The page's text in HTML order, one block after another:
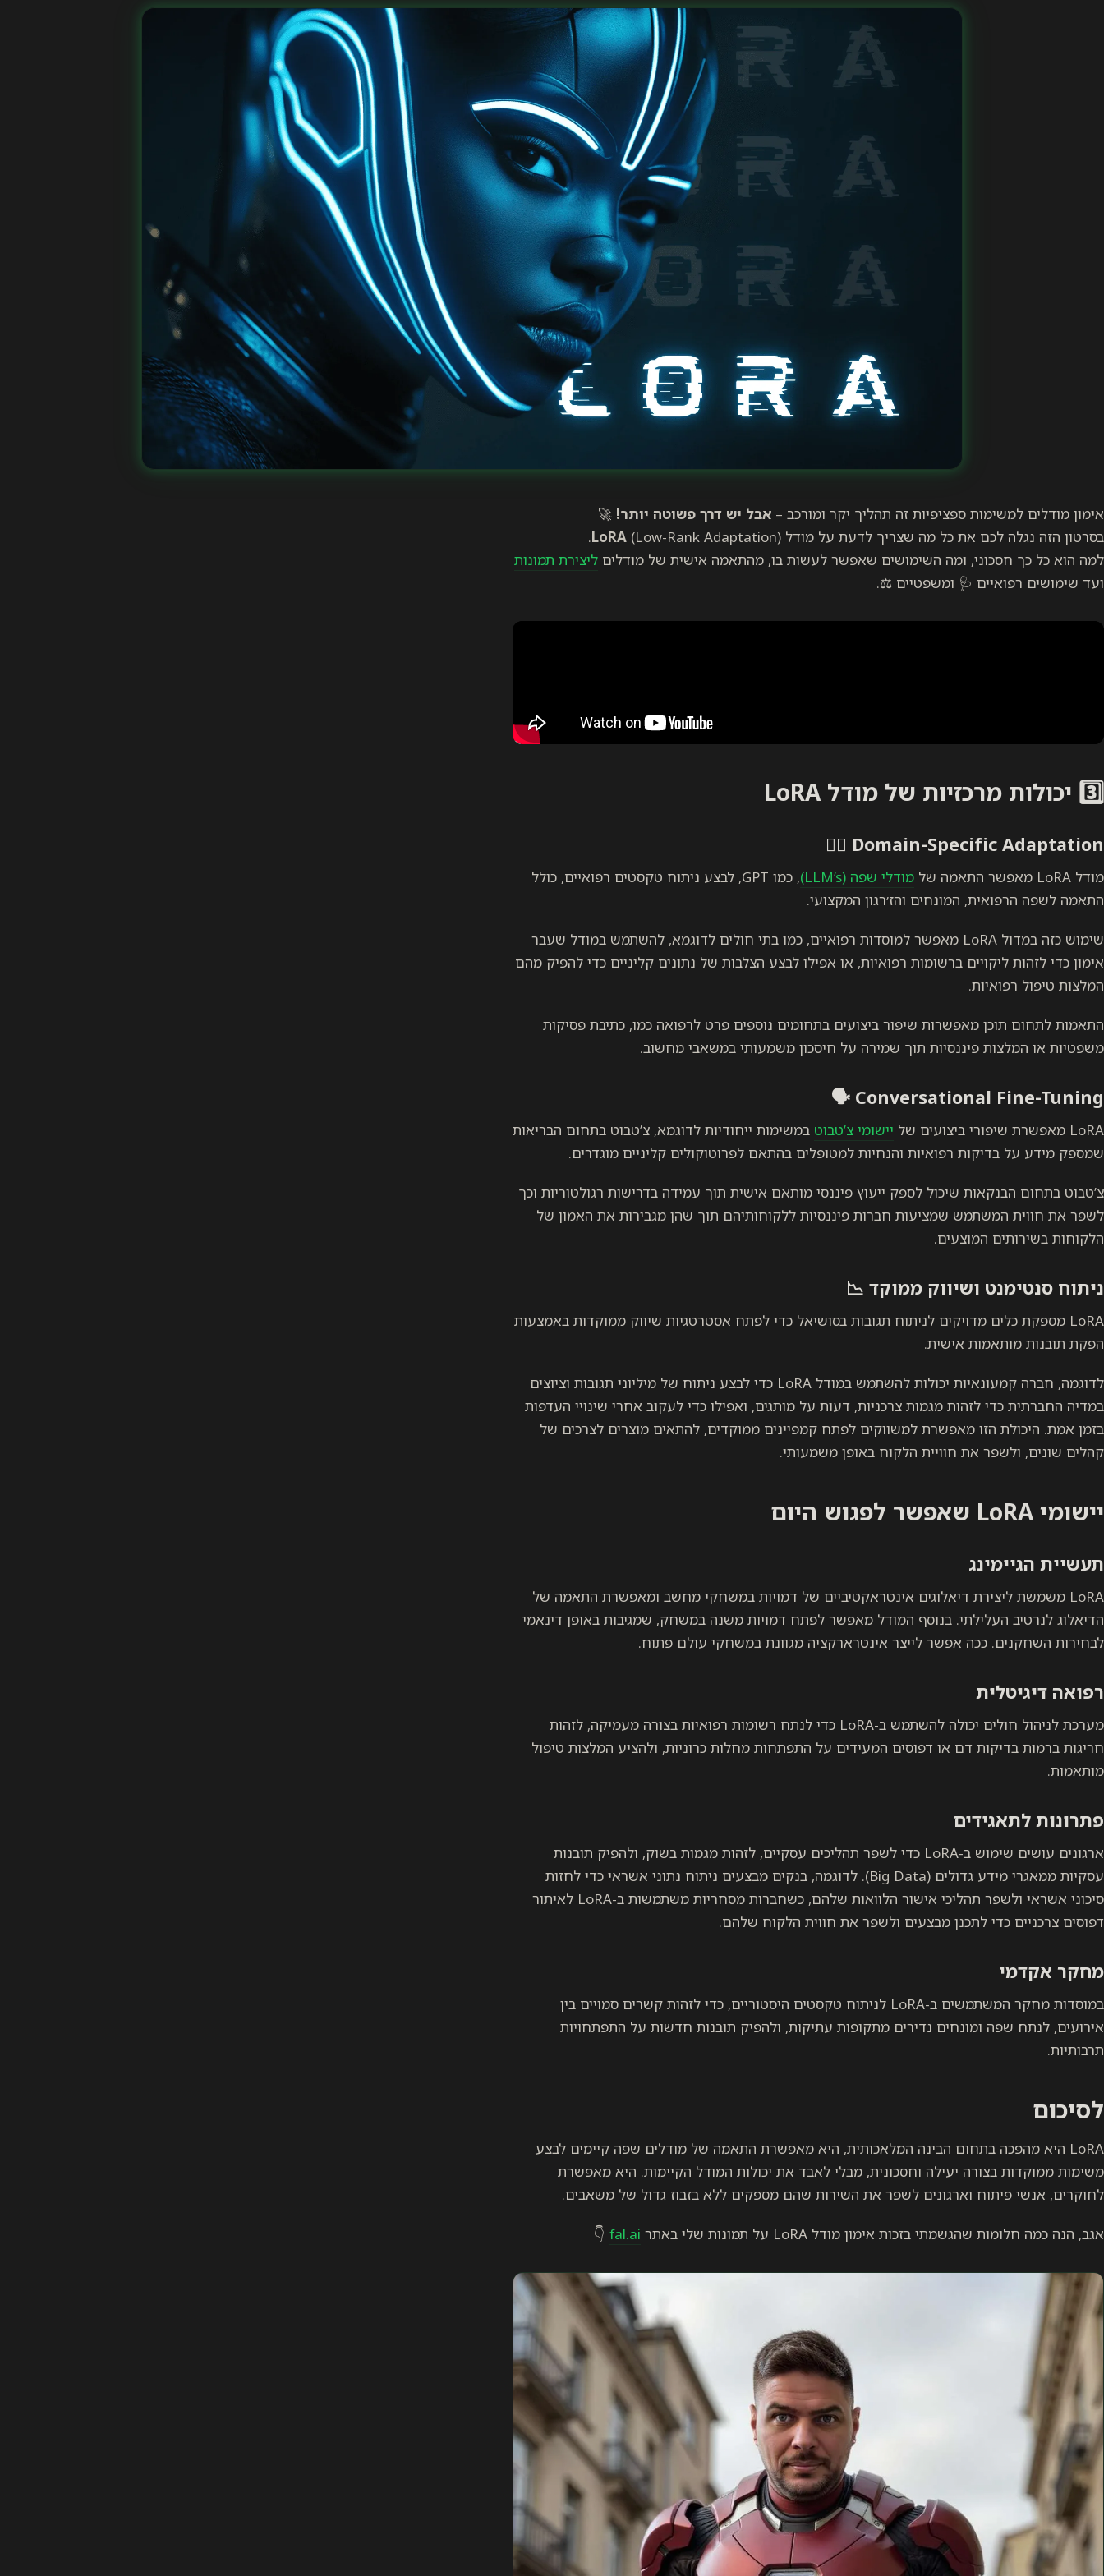
אימון מודלים למשימות ספציפיות זה תהליך יקר ומורכב – אבל יש דרך פשוטה יותר! 🚀
בסרטון הזה נגלה לכם את כל מה שצריך לדעת על מודל
LoRA (Low-Rank Adaptation).
למה הוא כל כך חסכוני, ומה השימושים שאפשר לעשות בו, מהתאמה אישית של מודלים ליצירת תמונות
ועד שימושים רפואיים 🩺 ומשפטיים ⚖️.
3️⃣ יכולות מרכזיות של מודל LoRA
Domain-Specific Adaptation 👩‍⚕️
מודל LoRA מאפשר התאמה של מודלי שפה (LLM’s)
, כמו GPT, לבצע ניתוח טקסטים רפואיים, כולל
התאמה לשפה הרפואית, המונחים והז׳רגון המקצועי.
שימוש כזה במדול LoRA מאפשר למוסדות רפואיים, כמו בתי חולים לדוגמא, להשתמש במודל שעבר
אימון כדי לזהות ליקויים ברשומות רפואיות, או אפילו לבצע הצלבות של נתונים קליניים כדי להפיק מהם
המלצות טיפול רפואיות.
התאמות לתחום תוכן מאפשרות שיפור ביצועים בתחומים נוספים פרט לרפואה כמו, כתיבת פסיקות
משפטיות או המלצות פיננסיות תוך שמירה על חיסכון משמעותי במשאבי מחשוב.
Conversational Fine-Tuning 🗣️
LoRA מאפשרת שיפורי ביצועים של יישומי צ’טבוט במשימות ייחודיות לדוגמא, צ’טבוט בתחום הבריאות
שמספק מידע על בדיקות רפואיות והנחיות למטופלים בהתאם לפרוטוקולים קליניים מוגדרים.
צ’טבוט בתחום הבנקאות שיכול לספק ייעוץ פיננסי מותאם אישית תוך עמידה בדרישות רגולטוריות וכך
לשפר את חווית המשתמש שמציעות חברות פיננסיות ללקוחותיהם תוך שהן מגבירות את האמון של
הלקוחות בשירותים המוצעים.
ניתוח סנטימנט ושיווק ממוקד 📉
LoRA מספקת כלים מדויקים לניתוח תגובות בסושיאל כדי לפתח אסטרטגיות שיווק ממוקדות באמצעות
הפקת תובנות מותאמות אישית.
לדוגמה, חברה קמעונאיות יכולות להשתמש במודל LoRA כדי לבצע ניתוח של מיליוני תגובות וציוצים
במדיה החברתית כדי לזהות מגמות צרכניות, דעות על מותגים, ואפילו כדי לעקוב אחרי שינויי העדפות
בזמן אמת. היכולת הזו מאפשרת למשווקים לפתח קמפיינים ממוקדים, להתאים מוצרים לצרכים של
קהלים שונים, ולשפר את חוויית הלקוח באופן משמעותי.
יישומי LoRA שאפשר לפגוש היום
תעשיית הגיימינג
LoRA משמשת ליצירת דיאלוגים אינטראקטיביים של דמויות במשחקי מחשב ומאפשרת התאמה של
הדיאלוג לנרטיב העלילתי. בנוסף המודל מאפשר לפתח דמויות משנה במשחק, שמגיבות באופן דינאמי
לבחירות השחקנים. ככה אפשר לייצר אינטרארקציה מגוונת במשחקי עולם פתוח.
רפואה דיגיטלית
מערכת לניהול חולים יכולה להשתמש ב-LoRA כדי לנתח רשומות רפואיות בצורה מעמיקה, לזהות
חריגות ברמות בדיקות דם או דפוסים המעידים על התפתחות מחלות כרוניות, ולהציע המלצות טיפול
מותאמות.
פתרונות לתאגידים
ארגונים עושים שימוש ב-LoRA כדי לשפר תהליכים עסקיים, לזהות מגמות בשוק, ולהפיק תובנות
עסקיות ממאגרי מידע גדולים (Big Data). לדוגמה, בנקים מבצעים ניתוח נתוני אשראי כדי לחזות
סיכוני אשראי ולשפר תהליכי אישור הלוואות שלהם, כשחברות מסחריות משתמשות ב-LoRA לאיתור
דפוסים צרכניים כדי לתכנן מבצעים ולשפר את חווית הלקוח שלהם.
מחקר אקדמי
במוסדות מחקר המשתמשים ב-LoRA לניתוח טקסטים היסטוריים, כדי לזהות קשרים סמויים בין
אירועים, לנתח שפה ומונחים נדירים מתקופות עתיקות, ולהפיק תובנות חדשות על התפתחויות
תרבותיות.
לסיכום
LoRA היא מהפכה בתחום הבינה המלאכותית, היא מאפשרת התאמה של מודלים שפה קיימים לבצע
משימות ממוקדות בצורה יעילה וחסכונית, מבלי לאבד את יכולות המודל הקיימות. היא מאפשרת
לחוקרים, אנשי פיתוח וארגונים לשפר את השירות שהם מספקים ללא בזבוז גדול של משאבים.
אגב, הנה כמה חלומות שהגשמתי בזכות אימון מודל LoRA על תמונות שלי באתר fal.ai
👇